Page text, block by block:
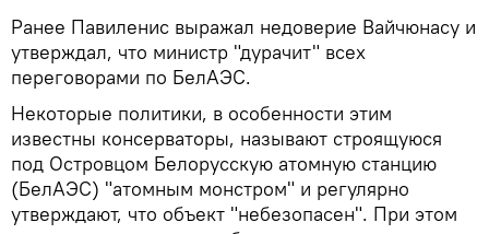
Ранее Павиленис выражал недоверие Вайчюнасу и
утверждал, что министр "дурачит" всех
переговорами по БелАЭС.
Некоторые политики, в особенности этим
известны консерваторы, называют строящуюся
под Островцом Белорусскую атомную станцию
(БелАЭС) "атомным монстром" и регулярно
утверждают, что объект "небезопасен". При этом